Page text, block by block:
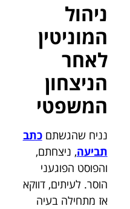
ניהול
המוניטין
לאחר
הניצחון
המשפטי
נניח שהגשתםכתב
תביעה, ניצחתם,
והפוסט הפוגעני
הוסר. לעיתים, דווקא
אז מתחילה בעיה